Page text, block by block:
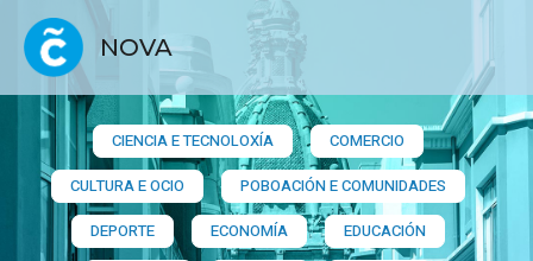
NOVA
CIENCIA E TECNOLOXÍA
COMERCIO
CULTURA E OCIO
POBOACIÓN E COMUNIDADES
DEPORTE
ECONOMÍA
EDUCACIÓN